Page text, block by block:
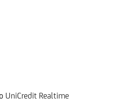
UniCredit Realtime